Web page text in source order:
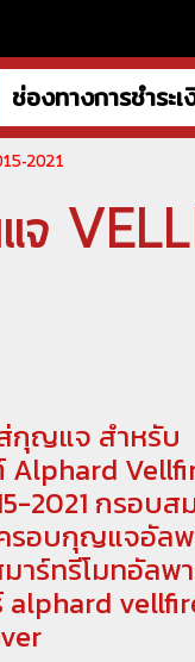
ช่องทางการชำระเ
2021
จ
กุญแจ สำหรับ
Alphard
2021 กรอบส
รอบกุญแจอัลพ
าร์ทรีโมทอัลพ
alphard